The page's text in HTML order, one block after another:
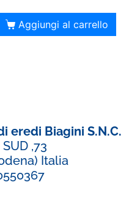
Aggiungi al carrello
eredi Biagini S.N.C.
,73
Italia